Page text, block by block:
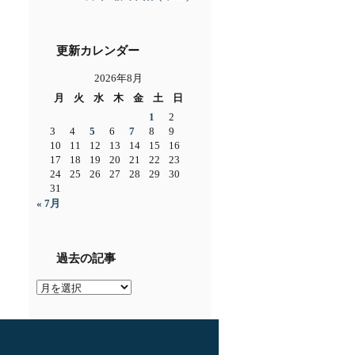
更新カレンダー
2026年8月
月
火 水 木 金 土
日
1
2
3
4 5 6 7 8
9
10
11 12 13 14 15
16
17
18 19 20 21 22
23
24
25 26 27 28 29
30
31
« 7月
過去の記事
過